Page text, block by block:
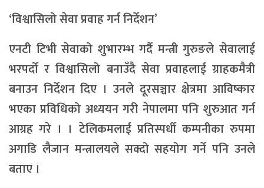
‘विश्वासिलो सेवा प्रवाह गर्न निर्देशन’
एनटी टिभी सेवाको शुभारम्भ गर्दै मन्त्री गुरुङले सेवालाई
भरपर्दो र विश्वासिलो बनाउँदै सेवा प्रवाहलाई ग्राहकमैत्री
बनाउन निर्देशन दिए । उनले दूरसञ्चार क्षेत्रमा आविष्कार
भएका प्रविधिको अध्ययन गरी नेपालमा पनि शुरुआत गर्न
आग्रह गरे । । टेलिकमलाई प्रतिस्पर्धी कम्पनीका रुपमा
अगाडि लैजान मन्त्रालयले सक्दो सहयोग गर्ने पनि उनले
बताए ।